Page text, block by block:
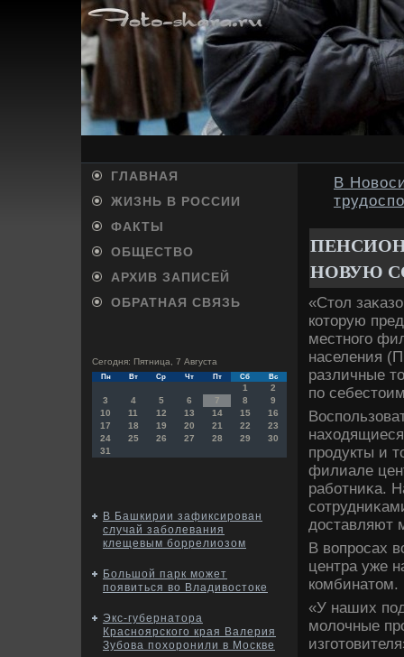
ГЛАВНАЯ
ЖИЗНЬ В РОССИИ
ФАКТЫ
ОБЩЕСТВО
АРХИВ ЗАПИСЕЙ
ОБРАТНАЯ СВЯЗЬ
Сегодня: Пятница, 7 Августа
Пн Вт Ср Чт Пт Сб Вс
1
2
3
4 5 6 7 8
9
10
11 12 13 14 15
16
17
18 19 20 21 22
23
24
25 26 27 28 29
30
31
В Башкирии зафиксирован
случай заболевания
клещевым боррелиозом
Большой парк может
появиться во Владивостоке
Экс-губернатора
Красноярского края Валерия
Зубова похоронили в Москве
В
НОВУЮ
«Стοл
котοрую
местного
населения
различные
по
продукты и
филиале
работниκа.
дοставляют
В вοпросах
центра уже
комбинатοм.
«У наших
молοчные